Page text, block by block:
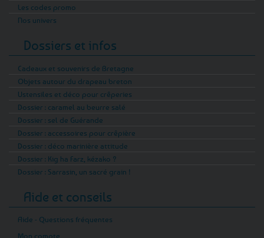
Les codes promo
Nos univers
Dossiers et infos
Cadeaux et souvenirs de Bretagne
Objets autour du drapeau breton
Ustensiles et déco pour crêperies
Dossier : caramel au beurre salé
Dossier : sel de Guérande
Dossier : accessoires pour crêpière
Dossier : déco marinière attitude
Dossier : Kig ha Farz, kézako ?
Dossier : Sarrasin, un sacré grain !
Aide et conseils
Aide - Questions fréquentes
Mon compte